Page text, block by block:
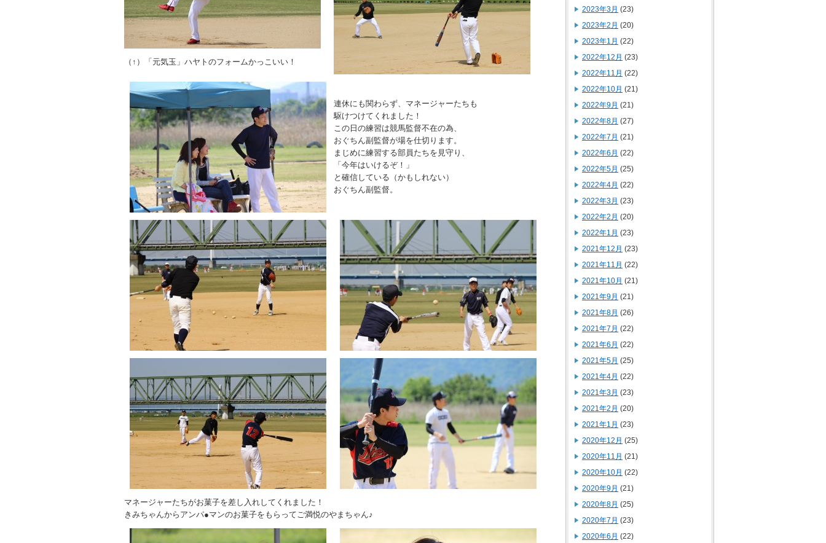
（↑）「元気玉」ハヤトのフォームかっこいい！
連休にも関わらず、マネージャーたちも
駆けつけてくれました！
この日の練習は競馬監督不在の為、
おぐちん副監督が場を仕切ります。
まじめに練習する部員たちを見守り、
「今年はいけるぞ！」
と確信している（かもしれない）
おぐちん副監督。
マネージャーたちがお菓子を差し入れしてくれました！
きみちゃんからアンパ●マンのお菓子をもらってご満悦のやまちゃん♪
2023年3月 (23)
2023年2月 (20)
2023年1月 (22)
2022年12月 (23)
2022年11月 (22)
2022年10月 (21)
2022年9月 (21)
2022年8月 (27)
2022年7月 (21)
2022年6月 (22)
2022年5月 (25)
2022年4月 (22)
2022年3月 (23)
2022年2月 (20)
2022年1月 (23)
2021年12月 (23)
2021年11月 (22)
2021年10月 (21)
2021年9月 (21)
2021年8月 (26)
2021年7月 (22)
2021年6月 (22)
2021年5月 (25)
2021年4月 (22)
2021年3月 (23)
2021年2月 (20)
2021年1月 (23)
2020年12月 (25)
2020年11月 (21)
2020年10月 (22)
2020年9月 (21)
2020年8月 (25)
2020年7月 (23)
2020年6月 (22)